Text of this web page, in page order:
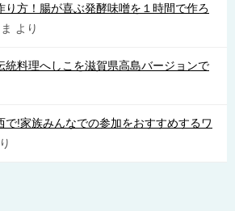
り方！腸が喜ぶ発酵味噌を１時間で作ろ
より
統料理へしこを滋賀県高島バージョンで
で!家族みんなでの参加をおすすめするワ